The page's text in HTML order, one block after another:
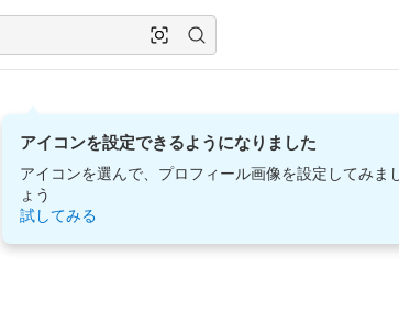
アイコンを設定できるようになりました
アイコンを選んで、プロフィール画像を設定してみま
ょう
試してみる